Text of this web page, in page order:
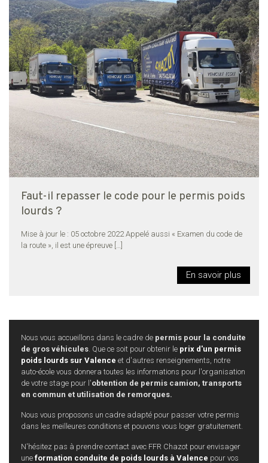
Faut-il repasser le code pour le permis poids
lourds ?
Mise à jour le : 05 octobre 2022 Appelé aussi « Examen du code de
la route », il est une épreuve
En savoir plus
Nous vous accueillons dans le cadre de permis pour la conduite
de gros véhicules . Que ce soit pour obtenir le prix d'un permis
poids lourds sur Valence et d'autres renseignements, notre
auto-école vous donnera toutes les informations pour l'organisation
de votre stage pour l'obtention de permis camion, transports
en commun et utilisation de remorques.
Nous vous proposons un cadre adapté pour passer votre permis
dans les meilleures conditions et pouvons vous loger gratuitement.
N'hésitez pas à prendre contact avec FFR Chazot pour envisager
une formation conduite de poids lourds à Valence pour vos